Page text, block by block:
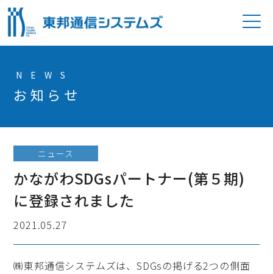
NEWS
お知らせ
ニュース
かながわSDGsパートナー(第５期)
に登録されました
2021.05.27
㈱東邦通信システムズは、SDGsの掲げる2つの側面